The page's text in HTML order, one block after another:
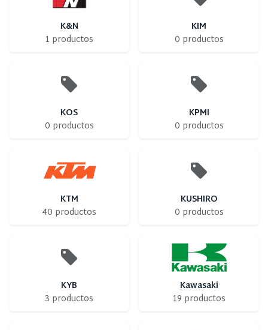
K&N
1 productos
KIM
0 productos
KOS
0 productos
KPMI
0 productos
KTM
40 productos
KUSHIRO
0 productos
KYB
3 productos
Kawasaki
19 productos